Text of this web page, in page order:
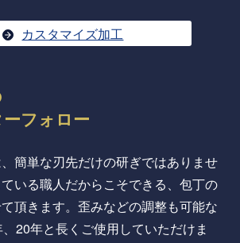
カスタマイズ加工
フォロー
簡単な刃先だけの研ぎではありませ
いる職人だからこそできる、包丁の
頂きます。歪みなどの調整も可能な
20年と長くご使用していただけま